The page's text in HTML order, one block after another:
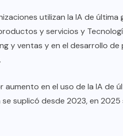
utilizan la IA de
y servicios y
y ventas y en el desarrollo
aumento en el uso de la IA de
suplicó desde 2023, en